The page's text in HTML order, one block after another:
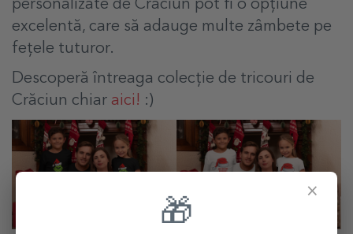
personalizate de Crăciun pot fi o opțiune
excelentă, care să adauge multe zâmbete pe
fețele tuturor.
Descoperă întreaga colecție de tricouri de
Crăciun chiar aici! :)
×
🎁